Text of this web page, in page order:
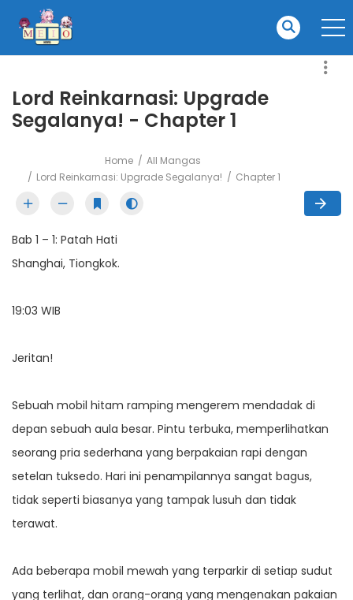
Lord Reinkarnasi: Upgrade
Segalanya! - Chapter 1
Home
All Mangas
Lord Reinkarnasi: Upgrade Segalanya!
Chapter 1
Bab 1 – 1: Patah Hati
Shanghai, Tiongkok.
19:03 WIB
Jeritan!
Sebuah mobil hitam ramping mengerem mendadak di
depan sebuah aula besar. Pintu terbuka, memperlihatkan
seorang pria sederhana yang berpakaian rapi dengan
setelan tuksedo. Hari ini penampilannya sangat bagus,
tidak seperti biasanya yang tampak lusuh dan tidak
terawat.
Ada beberapa mobil mewah yang terparkir di setiap sudut
yang terlihat, dan orang-orang yang mengenakan pakaian